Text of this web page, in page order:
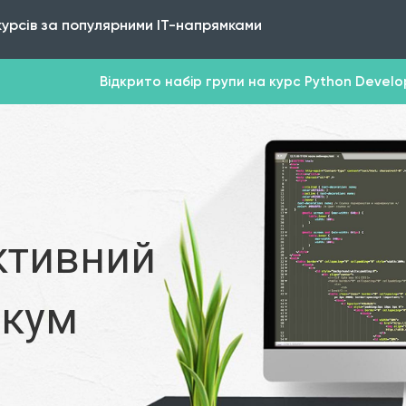
за популярними IT-напрямками
Відкрито набір групи на курс Python